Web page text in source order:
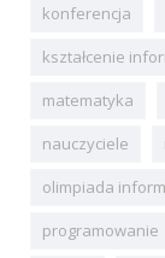
konferencja
kształcenie
matematyka
nauczyciele
olimpiada
programowanie